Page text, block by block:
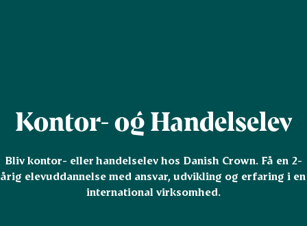
Kontor- og Handelselev
Bliv kontor- eller handelselev hos Danish Crown. Få en 2-
årig elevuddannelse med ansvar, udvikling og erfaring i en
international virksomhed.